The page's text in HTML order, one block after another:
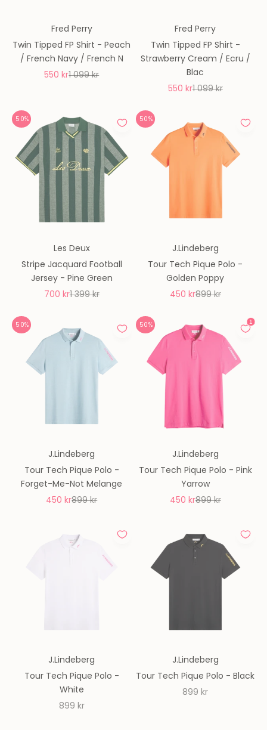
Fred Perry
Twin Tipped FP Shirt - Peach
/ French Navy / French N
REA-pris
550 krPris
1 099 kr
Fred Perry
Twin Tipped FP Shirt -
Strawberry Cream / Ecru /
Blac
REA-pris
550 krPris
1 099 kr
50%
Les Deux
Stripe Jacquard Football
Jersey - Pine Green
REA-pris
700 krPris
1 399 kr
50%
J.Lindeberg
Tour Tech Pique Polo -
Golden Poppy
REA-pris
450 krPris
899 kr
50%
J.Lindeberg
Tour Tech Pique Polo -
Forget-Me-Not Melange
REA-pris
450 krPris
899 kr
50%
J.Lindeberg
Tour Tech Pique Polo - Pink
Yarrow
REA-pris
450 krPris
899 kr
J.Lindeberg
Tour Tech Pique Polo -
White
REA-pris
899 kr
J.Lindeberg
Tour Tech Pique Polo - Black
REA-pris
899 kr